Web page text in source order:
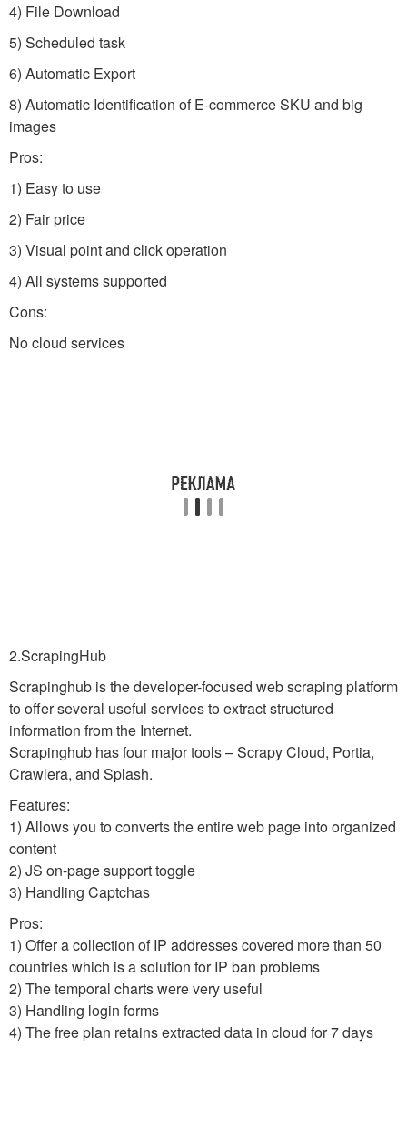
4) File Download
5) Scheduled task
6) Automatic Export
8) Automatic Identification of E-commerce SKU and big
images
Pros:
1) Easy to use
2) Fair price
3) Visual point and click operation
4) All systems supported
Cons:
No cloud services
2.ScrapingHub
Scrapinghub is the developer-focused web scraping platform
to offer several useful services to extract structured
information from the Internet.
Scrapinghub has four major tools – Scrapy Cloud, Portia,
Crawlera, and Splash.
Features:
1) Allows you to converts the entire web page into organized
content
2) JS on-page support toggle
3) Handling Captchas
Pros:
1) Offer a collection of IP addresses covered more than 50
countries which is a solution for IP ban problems
2) The temporal charts were very useful
3) Handling login forms
4) The free plan retains extracted data in cloud for 7 days